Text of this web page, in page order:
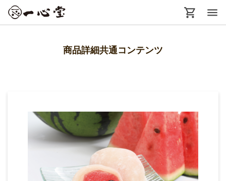
menu
商品詳細共通コンテンツ